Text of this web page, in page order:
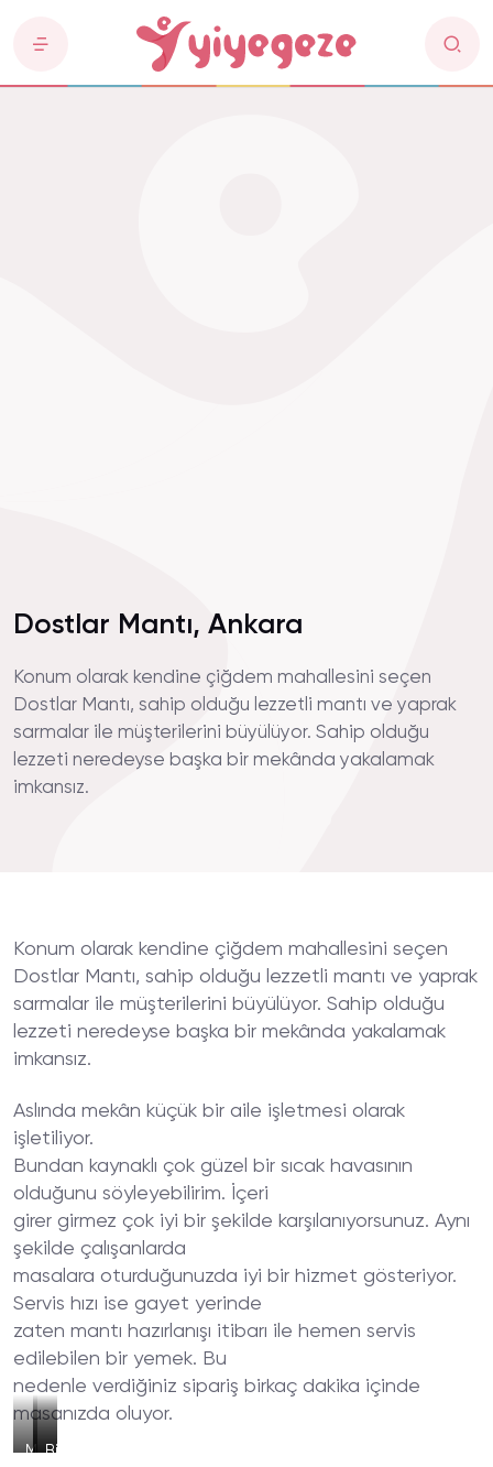
Dostlar Mantı, Ankara
Konum olarak kendine çiğdem mahallesini seçen
Dostlar Mantı, sahip olduğu lezzetli mantı ve yaprak
sarmalar ile müşterilerini büyülüyor. Sahip olduğu
lezzeti neredeyse başka bir mekânda yakalamak
imkansız.
Konum olarak kendine çiğdem mahallesini seçen
Dostlar Mantı, sahip olduğu lezzetli mantı ve yaprak
sarmalar ile müşterilerini büyülüyor. Sahip olduğu
lezzeti neredeyse başka bir mekânda yakalamak
imkansız.
Aslında mekân küçük bir aile işletmesi olarak
işletiliyor.
Bundan kaynaklı çok güzel bir sıcak havasının
olduğunu söyleyebilirim. İçeri
girer girmez çok iyi bir şekilde karşılanıyorsunuz. Aynı
şekilde çalışanlarda
masalara oturduğunuzda iyi bir hizmet gösteriyor.
Servis hızı ise gayet yerinde
zaten mantı hazırlanışı itibarı ile hemen servis
edilebilen bir yemek. Bu
nedenle verdiğiniz sipariş birkaç dakika içinde
masanızda oluyor.
MantıSoslu
Biber